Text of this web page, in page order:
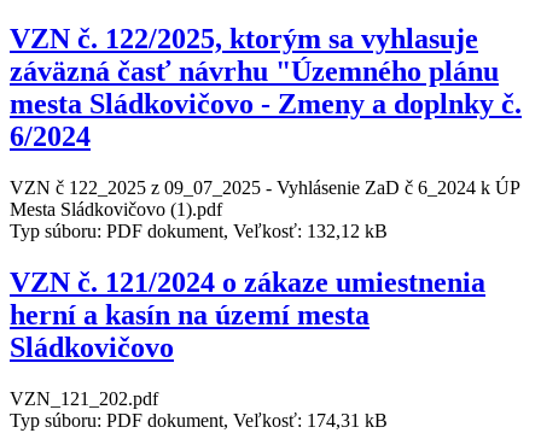
VZN č. 122/2025, ktorým sa vyhlasuje
záväzná časť návrhu "Územného plánu
mesta Sládkovičovo - Zmeny a doplnky č.
6/2024
VZN č 122_2025 z 09_07_2025 - Vyhlásenie ZaD č 6_2024 k ÚP
Mesta Sládkovičovo (1).pdf
Typ súboru: PDF dokument, Veľkosť: 132,12 kB
VZN č. 121/2024 o zákaze umiestnenia
herní a kasín na území mesta
Sládkovičovo
VZN_121_202.pdf
Typ súboru: PDF dokument, Veľkosť: 174,31 kB